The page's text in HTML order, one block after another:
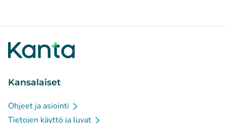
Kansalaiset
Ohjeet ja asiointi
Tietojen käyttö ja luvat